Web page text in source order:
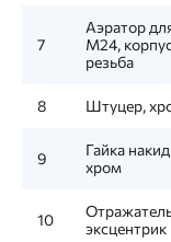
7
Аэратор
M24,
резьба
8 Штуцер,
9
Гайка
хром
10